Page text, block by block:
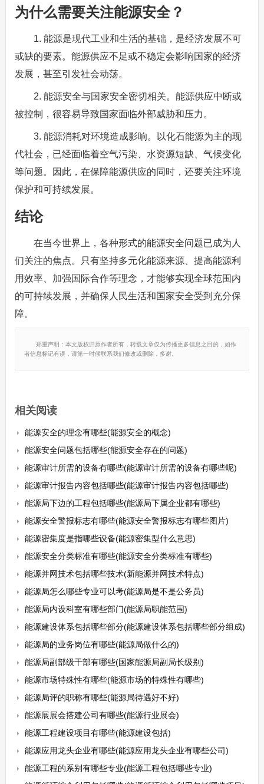
为什么需要关注能源安全？
1. 能源是现代工业和生活的基础，是经济发展不可
或缺的要素。能源供应不足或不稳定会影响国家的经济
发展，甚至引发社会动荡。
2. 能源安全与国家安全密切相关。能源供应中断或
被控制，很容易导致国家面临外部威胁和压力。
3. 能源消耗对环境造成影响。以化石能源为主的现
代社会，已经面临着空气污染、水资源短缺、气候变化
等问题。因此，在保障能源供应的同时，还要关注环境
保护和可持续发展。
结论
在当今世界上，各种形式的能源安全问题已成为人
们关注的焦点。只有坚持多元化能源来源、提高能源利
用效率、加强国际合作等理念，才能够实现全球范围内
的可持续发展，并确保人民生活和国家安全受到充分保
障。
郑重声明：本文版权归原作者所有，转载文章仅为传播更多信息之目的，如作
者信息标记有误，请第一时候联系我们修改或删除，多谢。
相关阅读
能源安全的理念有哪些(能源安全的概念)
能源安全问题包括哪些(能源安全存在的问题)
能源审计所需的设备有哪些(能源审计所需的设备有哪些呢)
能源审计报告内容包括哪些(能源审计报告内容包括哪些)
能源局下边的工程包括哪些(能源局下属企业都有哪些)
能源安全警报标志有哪些(能源安全警报标志有哪些图片)
能源密集度是指哪些设备(能源密集型什么意思)
能源安全分类标准有哪些(能源安全分类标准有哪些)
能源并网技术包括哪些技术(新能源并网技术特点)
能源局怎么哪些专业可以考(能源局是不是公务员)
能源局内设科室有哪些部门(能源局职能范围)
能源建设体系包括哪些部分(能源建设体系包括哪些部分组成)
能源局的业务岗位有哪些(能源局做什么的)
能源局副部级干部有哪些(国家能源局副局长级别)
能源市场特殊性有哪些(能源市场的特殊性有哪些)
能源局评的职称有哪些(能源局待遇好不好)
能源展展会搭建公司有哪些(能源行业展会)
能源工程建设项目有哪些(能源建设包括)
能源应用龙头企业有哪些(能源应用龙头企业有哪些公司)
能源工程的系别有哪些专业(能源工程包括哪些专业)